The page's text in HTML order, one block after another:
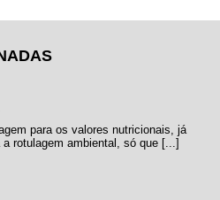
para os valores nutricionais, já
rotulagem ambiental, só que [...]